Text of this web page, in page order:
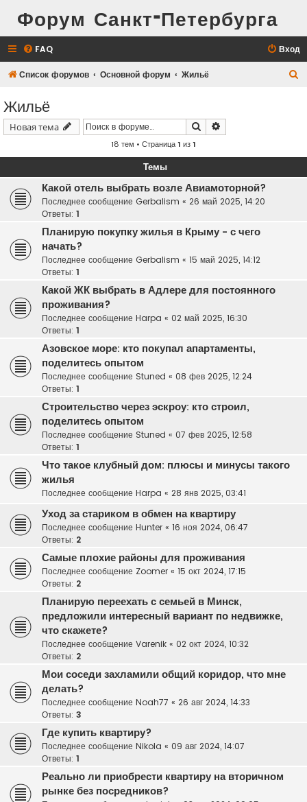
Форум Санкт-Петербурга
FAQ Вход
Список форумов Основной форум Жильё
Жильё
Новая тема Поиск
18 тем • Страница1 из1
Темы
Какой отель выбрать возле Авиамоторной?
Последнее сообщение Gerbalism « 26 май 2025, 14:20
Ответы: 1
Планирую покупку жилья в Крыму - с чего
начать?
Последнее сообщение Gerbalism « 15 май 2025, 14:12
Ответы: 1
Какой ЖК выбрать в Адлере для постоянного
проживания?
Последнее сообщение Harpa « 02 май 2025, 16:30
Ответы: 1
Азовское море: кто покупал апартаменты,
поделитесь опытом
Последнее сообщение Stuned « 08 фев 2025, 12:24
Ответы: 1
Строительство через эскроу: кто строил,
поделитесь опытом
Последнее сообщение Stuned « 07 фев 2025, 12:58
Ответы: 1
Что такое клубный дом: плюсы и минусы такого
жилья
Последнее сообщение Harpa « 28 янв 2025, 03:41
Уход за стариком в обмен на квартиру
Последнее сообщение Hunter « 16 ноя 2024, 06:47
Ответы: 2
Самые плохие районы для проживания
Последнее сообщение Zoomer « 15 окт 2024, 17:15
Ответы: 2
Планирую переехать с семьей в Минск,
предложили интересный вариант по недвижке,
что скажете?
Последнее сообщение Varenik « 02 окт 2024, 10:32
Ответы: 2
Мои соседи захламили общий коридор, что мне
делать?
Последнее сообщение Noah77 « 26 авг 2024, 14:33
Ответы: 3
Где купить квартиру?
Последнее сообщение Nikola « 09 авг 2024, 14:07
Ответы: 1
Реально ли приобрести квартиру на вторичном
рынке без посредников?